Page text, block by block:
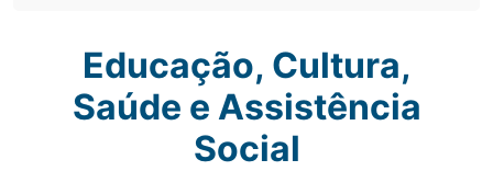
Educação, Cultura,
Saúde e Assistência
Social